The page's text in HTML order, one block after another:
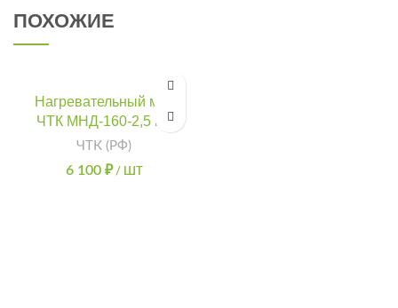
ПОХОЖИЕ
Нагревательный мат
ЧТК МНД-160-2,5 м2
ЧТК (РФ)
6 100 ₽ / ШТ